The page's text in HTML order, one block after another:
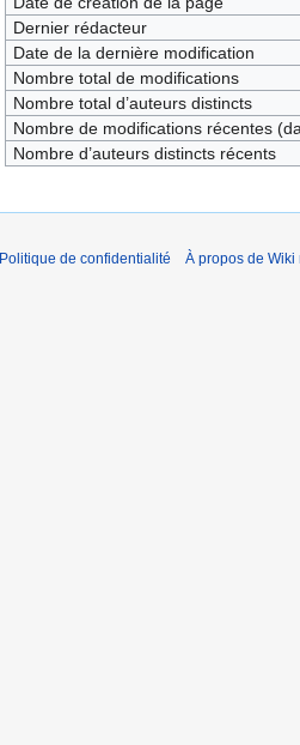
Dernier rédacteur
Date de la dernière modification
Nombre total de modifications
Nombre total d’auteurs distincts
Nombre de modifications récentes
Nombre d’auteurs distincts récents
Politique de confidentialité À propos de